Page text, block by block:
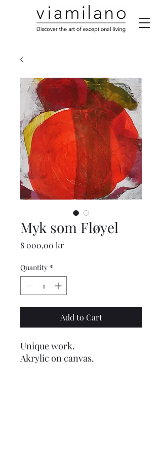
Myk som Fløyel
8 000,00 krPrice
Quantity *
Add to Cart
Unique work.
Akrylic on canvas.